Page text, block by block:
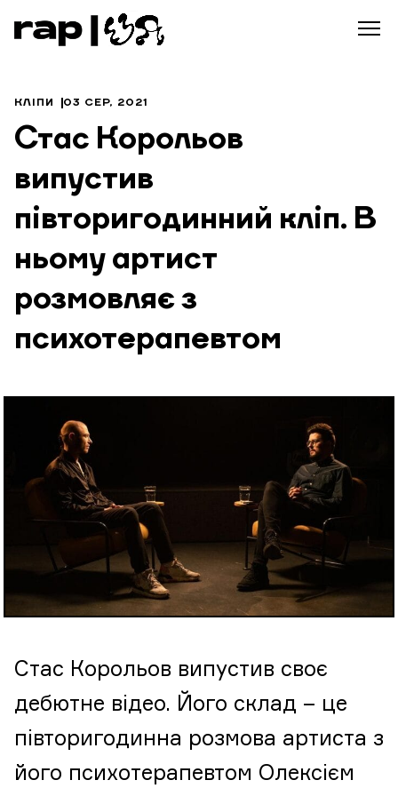
КЛІПИ 03 СЕР, 2021
Стас Корольов
випустив
півторигодинний кліп. В
ньому артист
розмовляє з
психотерапевтом
Стас Корольов випустив своє
дебютне відео. Його склад – це
півторигодинна розмова артиста з
його психотерапевтом Олексієм